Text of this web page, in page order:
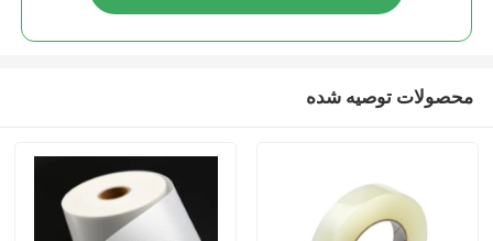
محصولات توصیه شده